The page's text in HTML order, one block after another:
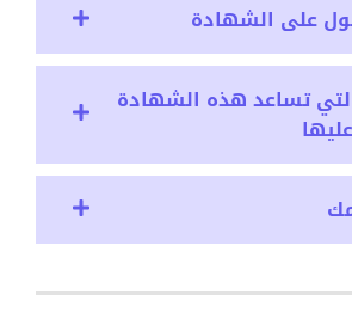
على الشهادة
تساعد هذه الشهادة